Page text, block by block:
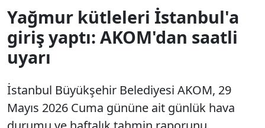
Yağmur kütleleri İstanbul'a
giriş yaptı: AKOM'dan saatli
uyarı
İstanbul Büyükşehir Belediyesi AKOM, 29
Mayıs 2026 Cuma gününe ait günlük hava